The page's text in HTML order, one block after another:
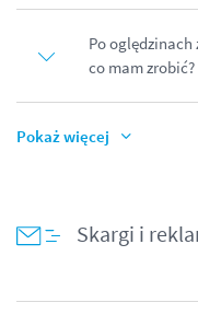
Po oględzinach
co mam zrobić?
Pokaż więcej
Skargi i